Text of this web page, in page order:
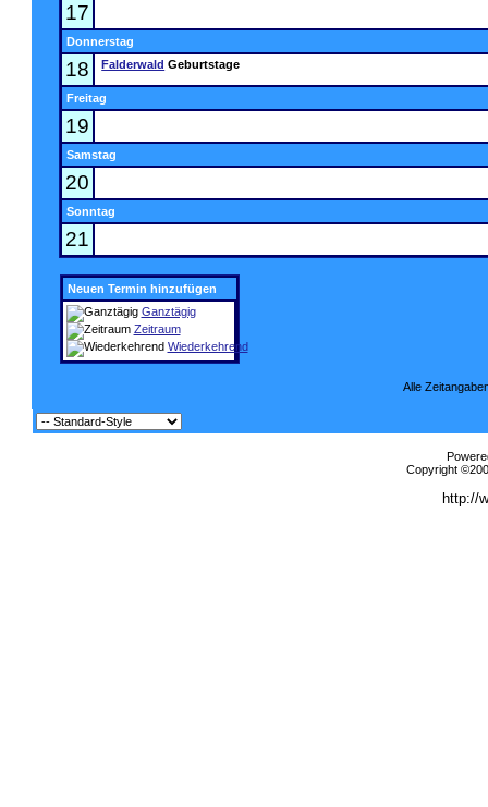
17
Donnerstag
18 Falderwald Geburtstage
Freitag
19
Samstag
20
Sonntag
21
Neuen Termin hinzufügen
Ganztägig
Zeitraum
Wiederkehrend
Alle
Copyright
http://